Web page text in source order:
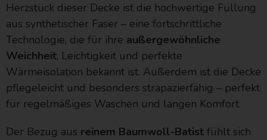
Herzstück dieser Decke ist die hochwertige Füllung
aus synthetischer Faser – eine fortschrittliche
Technologie, die für ihre außergewöhnliche
Weichheit, Leichtigkeit und perfekte
Wärmeisolation bekannt ist. Außerdem ist die Decke
pflegeleicht und besonders strapazierfähig – perfekt
für regelmäßiges Waschen und langen Komfort.
Der Bezug aus reinem Baumwoll-Batist fühlt sich